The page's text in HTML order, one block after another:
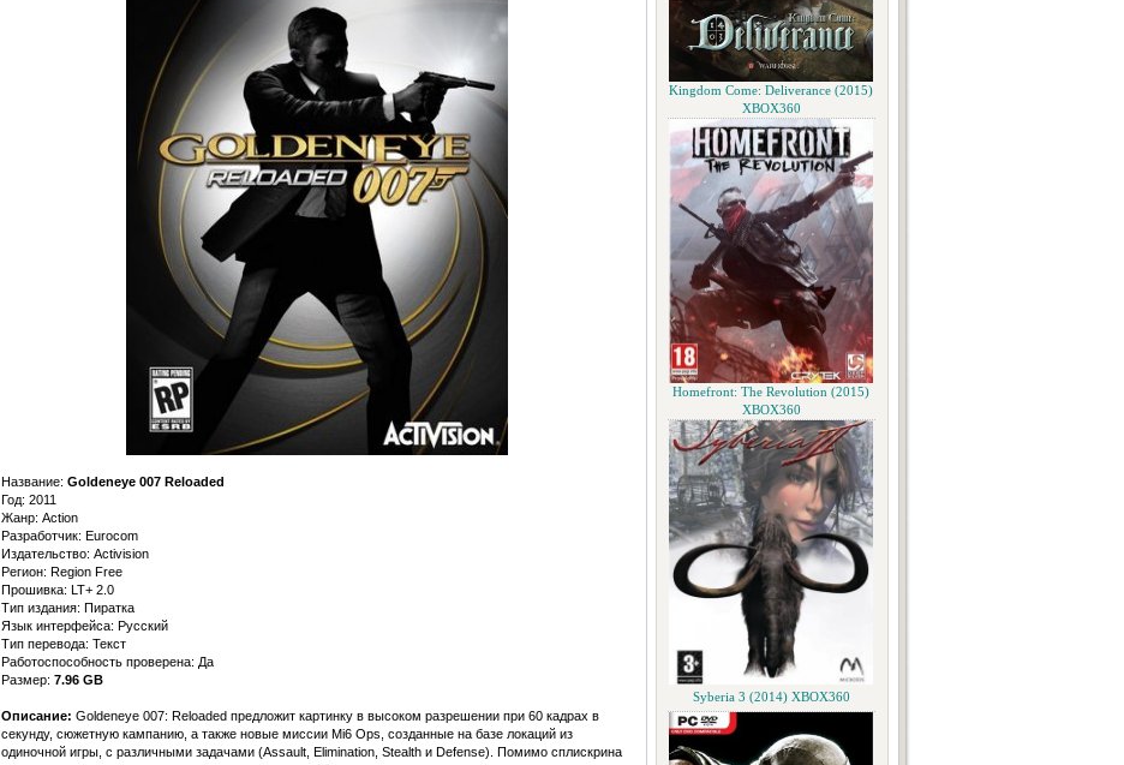
Kingdom Come: Deliverance (2015)
XBOX360
Homefront: The Revolution (2015)
XBOX360
Syberia 3 (2014) XBOX360
Название: Goldeneye 007 Reloaded
Год: 2011
Жанр: Action
Разработчик: Eurocom
Издательство: Activision
Регион: Region Free
Прошивка: LT+ 2.0
Тип издания: Пиратка
Язык интерфейса: Русский
Тип перевода: Текст
Работоспособность проверена: Да
Размер: 7.96 GB
Описание: Goldeneye 007: Reloaded предложит картинку в высоком разрешении при 60 кадрах в
секунду, сюжетную кампанию, а также новые миссии Mi6 Ops, созданные на базе локаций из
одиночной игры, с различными задачами (Assault, Elimination, Stealth и Defense). Помимо сплискрина